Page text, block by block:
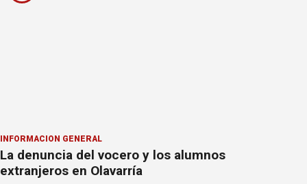
INFORMACION GENERAL
La denuncia del vocero y los alumnos
extranjeros en Olavarría